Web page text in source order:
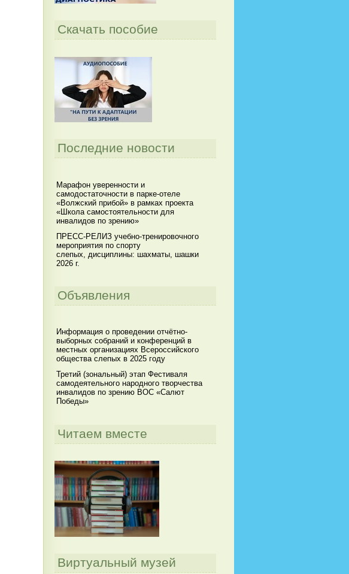
Скачать пособие
Последние новости
Марафон уверенности и
самодостаточности в парке-отеле
«Волжский прибой» в рамках проекта
«Школа самостоятельности для
инвалидов по зрению»
ПРЕСС-РЕЛИЗ учебно-тренировочного
мероприятия по спорту
слепых, дисциплины: шахматы, шашки
2026 г.
Объявления
Информация о проведении отчётно-
выборных собраний и конференций в
местных организациях Всероссийского
общества слепых в 2025 году
Третий (зональный) этап Фестиваля
самодеятельного народного творчества
инвалидов по зрению ВОС «Салют
Победы»
Читаем вместе
Виртуальный музей